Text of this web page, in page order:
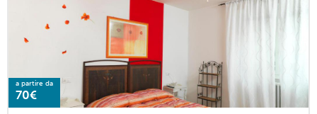
a partire da
70€